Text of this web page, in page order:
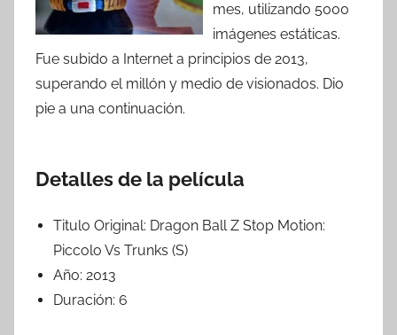
mes, utilizando 5000
imágenes estáticas.
Fue subido a Internet a principios de 2013,
superando el millón y medio de visionados. Dio
pie a una continuación.
Detalles de la película
Titulo Original: Dragon Ball Z Stop Motion:
Piccolo Vs Trunks (S)
Año: 2013
Duración: 6